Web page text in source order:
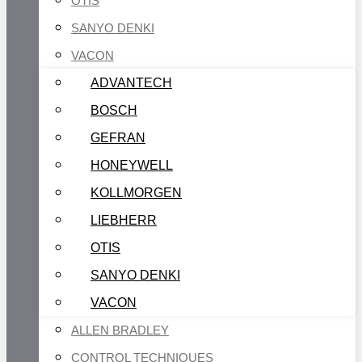
SANYO DENKI
VACON
ADVANTECH
BOSCH
GEFRAN
HONEYWELL
KOLLMORGEN
LIEBHERR
OTIS
SANYO DENKI
VACON
ALLEN BRADLEY
CONTROL TECHNIQUES